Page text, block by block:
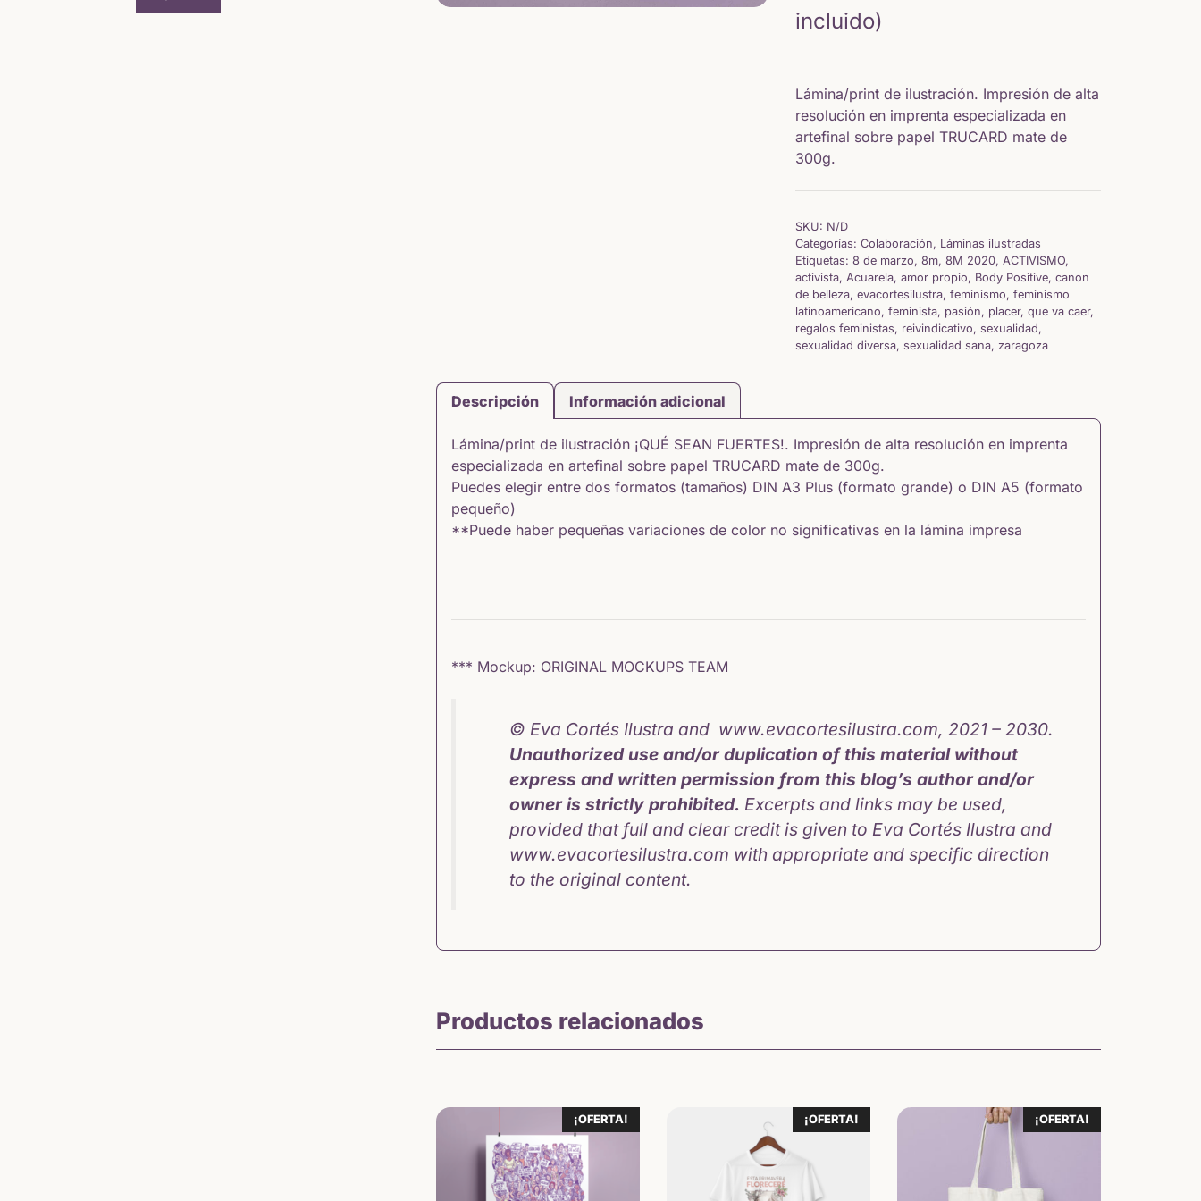
desde
5,64 €
hasta
15,65 €
incluido)
Lámina/print de ilustración. Impresión de alta
resolución en imprenta especializada en
artefinal sobre papel TRUCARD mate de
300g.
SKU: N/D
Categorías: Colaboración, Láminas ilustradas
Etiquetas: 8 de marzo, 8m, 8M 2020, ACTIVISMO,
activista, Acuarela, amor propio, Body Positive, canon
de belleza, evacortesilustra, feminismo, feminismo
latinoamericano, feminista, pasión, placer, que va caer,
regalos feministas, reivindicativo, sexualidad,
sexualidad diversa, sexualidad sana, zaragoza
Descripción Información adicional
Lámina/print de ilustración ¡QUÉ SEAN FUERTES!. Impresión de alta resolución en imprenta
especializada en artefinal sobre papel TRUCARD mate de 300g.
Puedes elegir entre dos formatos (tamaños) DIN A3 Plus (formato grande) o DIN A5 (formato
pequeño)
**Puede haber pequeñas variaciones de color no significativas en la lámina impresa
*** Mockup: ORIGINAL MOCKUPS TEAM
© Eva Cortés Ilustra and www.evacortesilustra.com, 2021 – 2030.
Unauthorized use and/or duplication of this material without
express and written permission from this blog’s author and/or
owner is strictly prohibited. Excerpts and links may be used,
provided that full and clear credit is given to Eva Cortés Ilustra and
www.evacortesilustra.com with appropriate and specific direction
to the original content.
Productos relacionados
¡OFERTA! ¡OFERTA! ¡OFERTA!